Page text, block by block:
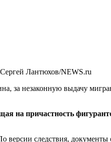
Лантюхов/NEWS.ru
за незаконную выдачу
на причастность
версии следствия,